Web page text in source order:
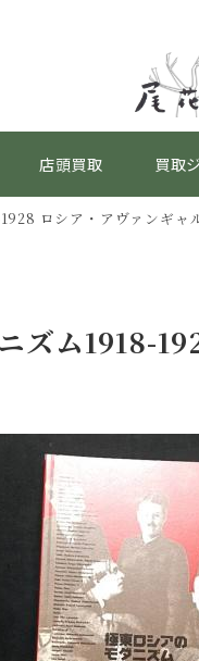
店頭買取 買取
ロシア・アヴァンギ
ズム1918-